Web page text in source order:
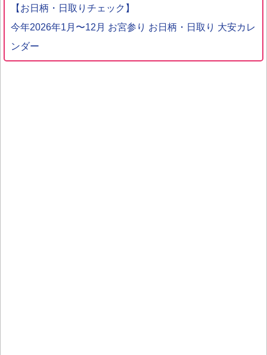
【お日柄・日取りチェック】
今年2026年1月〜12月 お宮参り お日柄・日取り 大安カレ
ンダー